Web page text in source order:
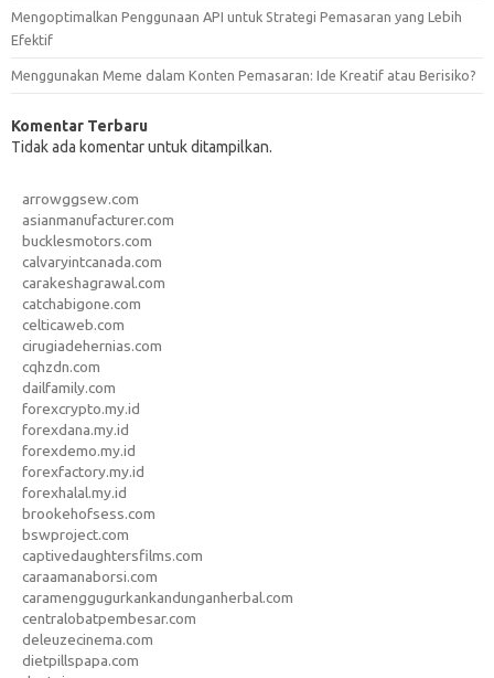
Mengoptimalkan Penggunaan API untuk Strategi Pemasaran yang Lebih
Efektif
Menggunakan Meme dalam Konten Pemasaran: Ide Kreatif atau Berisiko?
Komentar Terbaru
Tidak ada komentar untuk ditampilkan.
arrowggsew.com
asianmanufacturer.com
bucklesmotors.com
calvaryintcanada.com
carakeshagrawal.com
catchabigone.com
celticaweb.com
cirugiadehernias.com
cqhzdn.com
dailfamily.com
forexcrypto.my.id
forexdana.my.id
forexdemo.my.id
forexfactory.my.id
forexhalal.my.id
brookehofsess.com
bswproject.com
captivedaughtersfilms.com
caraamanaborsi.com
caramenggugurkankandunganherbal.com
centralobatpembesar.com
deleuzecinema.com
dietpillspapa.com